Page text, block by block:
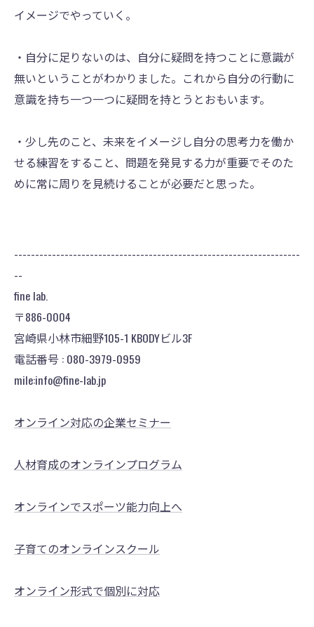
イメージでやっていく。
・自分に足りないのは、自分に疑問を持つことに意識が
無いということがわかりました。これから自分の行動に
意識を持ち一つ一つに疑問を持とうとおもいます。
・少し先のこと、未来をイメージし自分の思考力を働か
せる練習をすること、問題を発見する力が重要でそのた
めに常に周りを見続けることが必要だと思った。
--------------------------------------------------------------------
--
fine lab.
〒886-0004
宮崎県小林市細野105-1 KBODYビル3F
電話番号 : 080-3979-0959
mile:info@fine-lab.jp
オンライン対応の企業セミナー
人材育成のオンラインプログラム
オンラインでスポーツ能力向上へ
子育てのオンラインスクール
オンライン形式で個別に対応